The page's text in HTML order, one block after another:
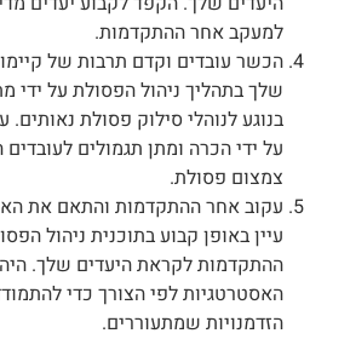
למעקב אחר ההתקדמות.
הכשר עובדים וקדם תרבות של
שלך בתהליך ניהול הפסולת על ידי
בנוגע לנוהלי סילוק פסולת
על ידי הכרה ומתן תגמולים לעובדים
צמצום פסולת.
עקוב אחר ההתקדמות והתאם את
עיין באופן קבוע בתוכנית ניהול
ההתקדמות לקראת היעדים שלך.
האסטרטגיות לפי הצורך כדי
הזדמנויות שמתעוררים.